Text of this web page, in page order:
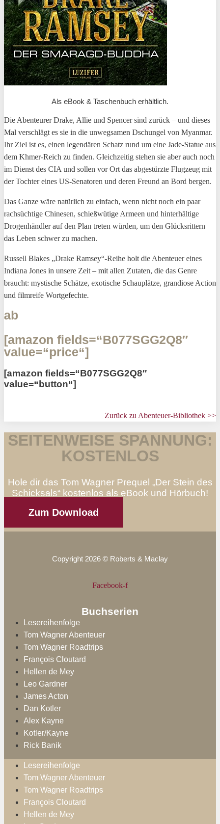
Als eBook & Taschenbuch erhältlich.
Die Abenteurer Drake, Allie und Spencer sind zurück – und dieses
Mal verschlägt es sie in die unwegsamen Dschungel von Myanmar.
Ihr Ziel ist es, einen legendären Schatz rund um eine Jade-Statue aus
dem Khmer-Reich zu finden. Gleichzeitig stehen sie aber auch noch
im Dienst des CIA und sollen vor Ort das abgestürzte Flugzeug mit
der Tochter eines US-Senatoren und deren Freund an Bord bergen.
Das Ganze wäre natürlich zu einfach, wenn nicht noch ein paar
rachsüchtige Chinesen, schießwütige Armeen und hinterhältige
Drogenhändler auf den Plan treten würden, um den Glücksrittern
das Leben schwer zu machen.
Russell Blakes „Drake Ramsey“-Reihe holt die Abenteuer eines
Indiana Jones in unsere Zeit – mit allen Zutaten, die das Genre
braucht: mystische Schätze, exotische Schauplätze, grandiose Action
und filmreife Wortgefechte.
ab
[amazon fields=“B077SGG2Q8″
value=“price“]
[amazon fields=“B077SGG2Q8″
value=“button“]
Zurück zu Abenteuer-Bibliothek >>
SEITENWEISE SPANNUNG:
KOSTENLOS
Hole dir das Tom Wagner Prequel „Der Stein des
Schicksals“ kostenlos als eBook und Hörbuch!
Zum Download
Copyright 2026 © Roberts & Maclay
Facebook-f
Buchserien
Lesereihenfolge
Tom Wagner Abenteuer
Tom Wagner Roadtrips
François Cloutard
Hellen de Mey
Leo Gardner
James Acton
Dan Kotler
Alex Kayne
Kotler/Kayne
Rick Banik
Lesereihenfolge
Tom Wagner Abenteuer
Tom Wagner Roadtrips
François Cloutard
Hellen de Mey